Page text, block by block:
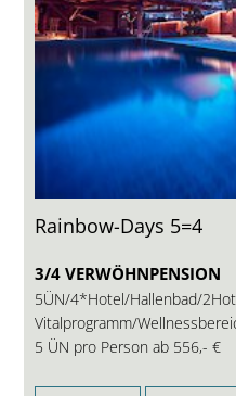
Rainbow-Days 5=4
3/4 VERWÖHNPENSION
5ÜN/4*Hotel/Hallenbad/
Vitalprogramm/
5 ÜN pro Person ab556,- €